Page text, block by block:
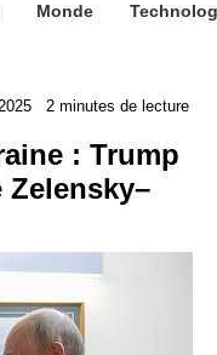
Monde
2 minutes de lecture
: Trump
Zelensky–